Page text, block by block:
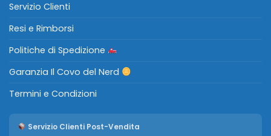
Servizio Clienti
Resi e Rimborsi
Politiche di Spedizione
Garanzia Il Covo del Nerd
Termini e Condizioni
Servizio Clienti Post-Vendita